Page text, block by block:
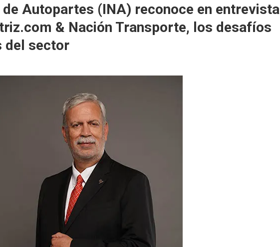
Autopartes (INA) reconoce en entrevista
& Nación Transporte, los desafíos
del sector